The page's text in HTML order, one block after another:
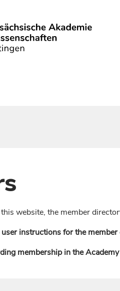
website, the member
instructions for the
membership in the